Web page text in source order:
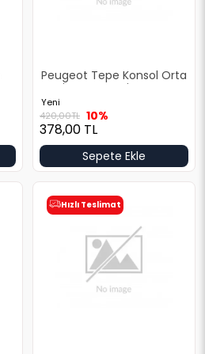
Peugeot Tepe Konsol Orta
Yeni Yan Sanayi
Yeni
420,00TL 10%
378,00 TL
Sepete Ekle
Hızlı Teslimat